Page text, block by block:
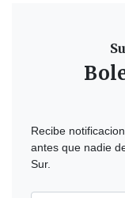
Recibe
antes que nadie
Sur.